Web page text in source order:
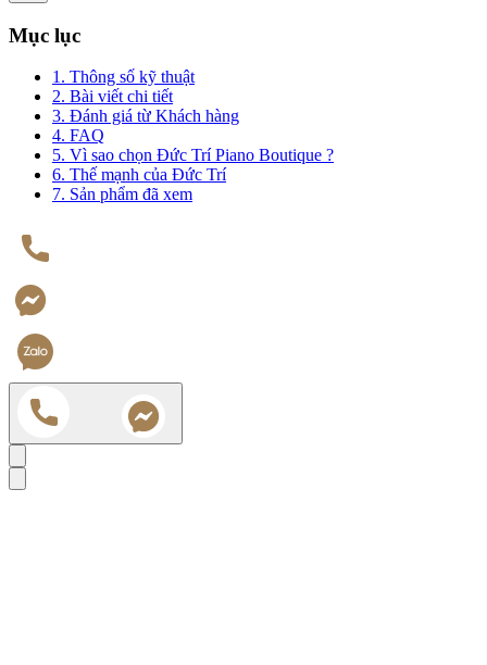
Mục lục
1. Thông số kỹ thuật
2. Bài viết chi tiết
3. Đánh giá từ Khách hàng
4. FAQ
5. Vì sao chọn Đức Trí Piano Boutique ?
6. Thế mạnh của Đức Trí
7. Sản phẩm đã xem